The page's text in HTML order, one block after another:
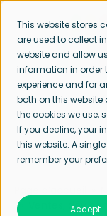
This website stores
are used to collect
website and allow
information in order
experience and for
both on this
the cookies we use,
If you decline, your
this website. A
remember your
Accept
Ventes, dév